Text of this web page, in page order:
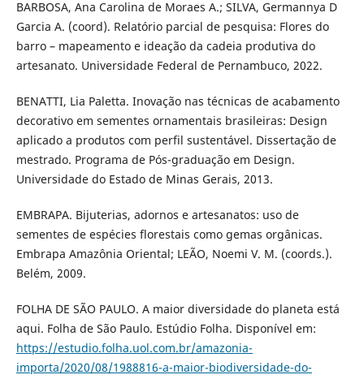
BARBOSA, Ana Carolina de Moraes A.; SILVA, Germannya D
Garcia A. (coord). Relatório parcial de pesquisa: Flores do
barro – mapeamento e ideação da cadeia produtiva do
artesanato. Universidade Federal de Pernambuco, 2022.
BENATTI, Lia Paletta. Inovação nas técnicas de acabamento
decorativo em sementes ornamentais brasileiras: Design
aplicado a produtos com perfil sustentável. Dissertação de
mestrado. Programa de Pós-graduação em Design.
Universidade do Estado de Minas Gerais, 2013.
EMBRAPA. Bijuterias, adornos e artesanatos: uso de
sementes de espécies florestais como gemas orgânicas.
Embrapa Amazônia Oriental; LEÃO, Noemi V. M. (coords.).
Belém, 2009.
FOLHA DE SÃO PAULO. A maior diversidade do planeta está
aqui. Folha de São Paulo. Estúdio Folha. Disponível em:
https://estudio.folha.uol.com.br/amazonia-
importa/2020/08/1988816-a-maior-biodiversidade-do-